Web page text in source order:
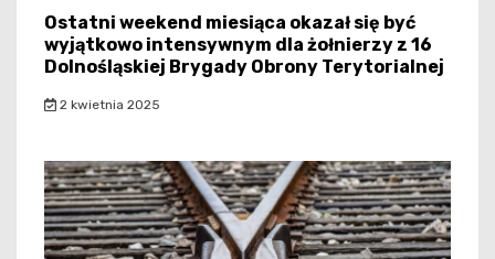
Ostatni weekend miesiąca okazał się być
wyjątkowo intensywnym dla żołnierzy z 16
Dolnośląskiej Brygady Obrony Terytorialnej
2 kwietnia 2025